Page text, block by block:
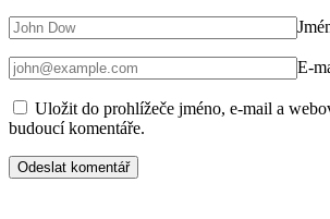
E-
Uložit do prohlížeče jméno, e-mail a
budoucí komentáře.